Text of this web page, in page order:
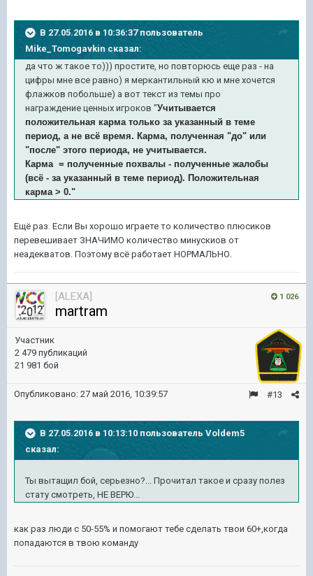
В 27.05.2016 в 10:36:37 пользователь
Mike_Tomogavkin сказал:
да что ж такое то))) простите, но повторюсь еще раз - на
цифры мне все равно) я меркантильный кю и мне хочется
флажков побольше) а вот текст из темы про
награждение ценных игроков "Учитывается
положительная карма только за указанный в теме
период, а не всё время. Карма, полученная "до" или
"после" этого периода, не учитывается.
Карма = полученные похвалы - полученные жалобы
(всё - за указанный в теме период). Положительная
карма > 0."
Ещё раз. Если Вы хорошо играете то количество плюсиков
перевешивает ЗНАЧИМО количество минускиов от
неадекватов. Поэтому всё работает НОРМАЛЬНО.
1 026
[ALEXA]
martram
Участник
2 479 публикаций
21 981 бой
#13
Опубликовано: 27 май 2016, 10:39:57
В 27.05.2016 в 10:13:10 пользователь Voldem5
сказал:
Ты вытащил бой, серьезно?... Прочитал такое и сразу полез
стату смотреть, НЕ ВЕРЮ...
как раз люди с 50-55% и помогают тебе сделать твои 60+,когда
попадаются в твою команду